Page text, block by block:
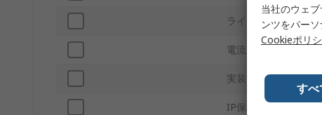
ライト出力色
電流
実装タイプ
IP保護等級
当社のウェ
ンツをパー
Cookieポリシ
す